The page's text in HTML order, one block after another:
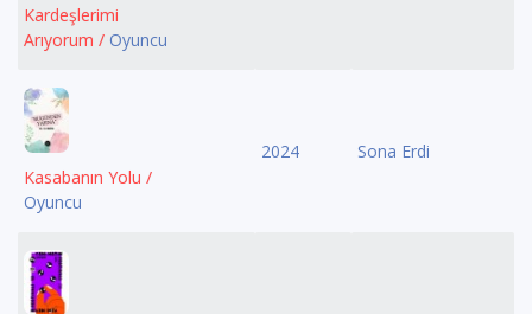
Kardeşlerimi
Arıyorum / Oyuncu
Kasabanın Yolu /
Oyuncu
2024 Sona Erdi